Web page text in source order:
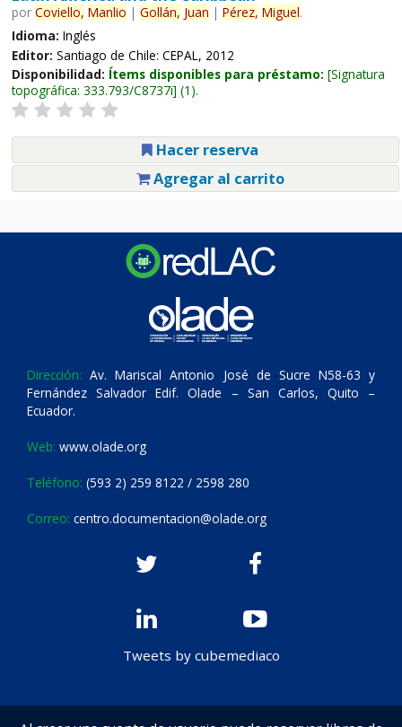
por Coviello, Manlio | Gollán, Juan | Pérez, Miguel.
Idioma: Inglés
Editor: Santiago de Chile: CEPAL, 2012
Disponibilidad: Ítems disponibles para préstamo: Signatura
topográfica: 333.793/C8737i (1).
Hacer reserva
Agregar al carrito
Dirección: Av. Mariscal Antonio José de Sucre N58-63 y
Fernández Salvador Edif. Olade – San Carlos, Quito –
Ecuador.
Web: www.olade.org
Teléfono: (593 2) 259 8122 / 2598 280
Correo: centro.documentacion@olade.org
Tweets by cubemediaco